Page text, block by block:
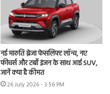
नई मारुति ब्रेजा फेसलिफ्ट लॉन्च, नए
फीचर्स और टर्बो इंजन के साथ आई SUV,
जानें क्या है कीमत
26 July 2026 - 3:56 PM